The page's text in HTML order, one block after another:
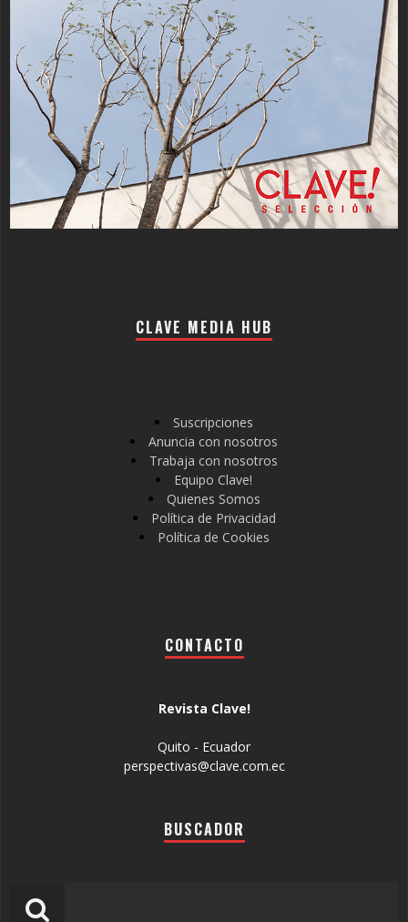
CLAVE MEDIA HUB
Suscripciones
Anuncia con nosotros
Trabaja con nosotros
Equipo Clave!
Quienes Somos
Política de Privacidad
Política de Cookies
CONTACTO
Revista Clave!
Quito - Ecuador
perspectivas@clave.com.ec
BUSCADOR